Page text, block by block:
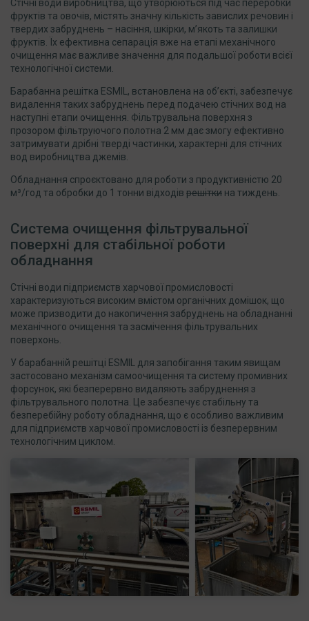
Стічні води виробництва, що утворюються під час переробки
фруктів та овочів, містять значну кількість завислих речовин і
твердих забруднень – насіння, шкірки, м’якоть та залишки
фруктів. Їх ефективна сепарація вже на етапі механічного
очищення має важливе значення для подальшої роботи всієї
технологічної системи.
Барабанна решітка ESMIL, встановлена на об’єкті, забезпечує
видалення таких забруднень перед подачею стічних вод на
наступні етапи очищення. Фільтрувальна поверхня з
прозором фільтруючого полотна 2 мм дає змогу ефективно
затримувати дрібні тверді частинки, характерні для стічних
вод виробництва джемів.
Обладнання спроєктовано для роботи з продуктивністю 20
м³/год та обробки до 1 тонни відходів решітки на тиждень.
Система очищення фільтрувальної
поверхні для стабільної роботи
обладнання
Стічні води підприємств харчової промисловості
характеризуються високим вмістом органічних домішок, що
може призводити до накопичення забруднень на обладнанні
механічного очищення та засмічення фільтрувальних
поверхонь.
У барабанній решітці ESMIL для запобігання таким явищам
застосовано механізм самоочищення та систему промивних
форсунок, які безперервно видаляють забруднення з
фільтрувального полотна. Це забезпечує стабільну та
безперебійну роботу обладнання, що є особливо важливим
для підприємств харчової промисловості із безперервним
технологічним циклом.